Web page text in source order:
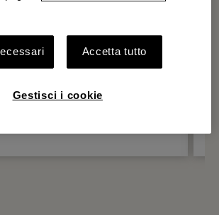
Accetta tutto
Gestisci i cookie